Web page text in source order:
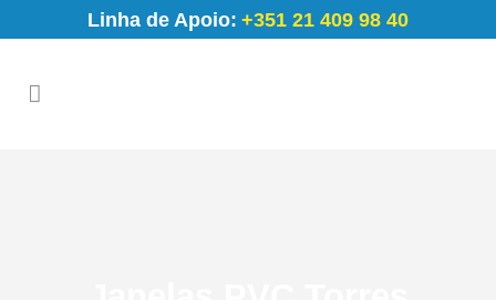
Linha de Apoio: +351 21 409 98 40